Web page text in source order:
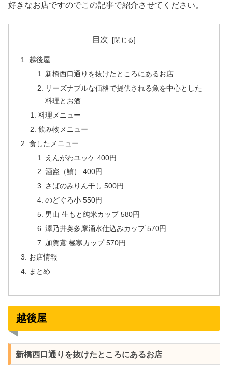
好きなお店ですのでこの記事で紹介させてください。
目次
越後屋
新橋西口通りを抜けたところにあるお店
リーズナブルな価格で提供される魚を中心とした
料理とお酒
料理メニュー
飲み物メニュー
食したメニュー
えんがわユッケ 400円
酒盗（鮪） 400円
さばのみりん干し 500円
のどぐろ小 550円
男山 生もと純米カップ 580円
澤乃井奥多摩涌水仕込みカップ 570円
加賀鳶 極寒カップ 570円
お店情報
まとめ
越後屋
新橋西口通りを抜けたところにあるお店